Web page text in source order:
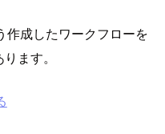
成したワークフローを
ます。